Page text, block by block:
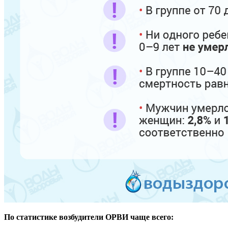
По статистике возбудители ОРВИ чаще всего: